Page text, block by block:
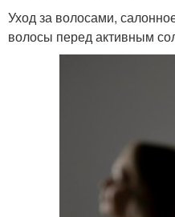
Уход за волосами,
волосы перед активным